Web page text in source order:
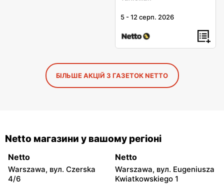
5 -12 серп. 2026
БІЛЬШЕ АКЦІЙ З ГАЗЕТОК NETTO
Netto магазини у вашому регіоні
Netto
Warszawa, вул. Czerska
4/6
Netto
Warszawa, вул. Eugeniusza
Kwiatkowskiego 1